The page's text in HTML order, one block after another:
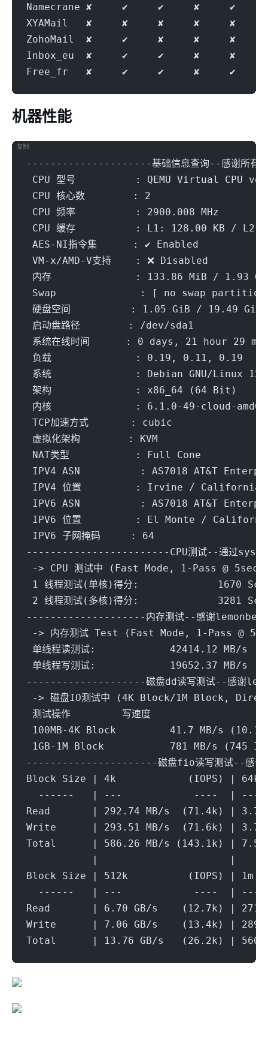
Namecrane ✘     ✔     ✔     ✘     ✔
XYAMail   ✘     ✘     ✘     ✘     ✘
ZohoMail  ✘     ✔     ✘     ✘     ✘
Inbox_eu  ✘     ✔     ✔     ✘     ✘
Free_fr   ✘     ✔     ✔     ✘     ✔
机器性能
---------------------基础信息查询--感谢所
CPU 型号          : QEMU Virtual CPU
CPU 核心数        : 2
CPU 频率          : 2900.008 MHz
CPU 缓存          : L1: 128.00 KB / L2:
AES-NI指令集      : ✔ Enabled
VM-x/AMD-V支持    : ❌ Disabled
内存              : 133.86 MiB / 1.93
Swap              : [ no swap partition
硬盘空间          : 1.05 GiB / 19.49 GiB
启动盘路径        : /dev/sda1
系统在线时间      : 0 days, 21 hour 29
负载              : 0.19, 0.11, 0.19
系统              : Debian GNU/Linux 12
架构              : x86_64 (64 Bit)
内核              : 6.1.0-49-cloud-amd64
TCP加速方式       : cubic
虚拟化架构        : KVM
NAT类型           : Full Cone
IPV4 ASN          : AS7018 AT&T
IPV4 位置         : Irvine / California /
IPV6 ASN          : AS7018 AT&T
IPV6 位置         : El Monte /
IPV6 子网掩码     : 64
------------------------CPU测试--通过
-> CPU 测试中 (Fast Mode, 1-Pass @ 5sec)
1 线程测试(单核)得分: 		1670
2 线程测试(多核)得分: 		3281
--------------------内存测试--感谢
-> 内存测试 Test (Fast Mode, 1-Pass @
单线程读测试:		42414.12 MB/s
单线程写测试:		19652.37 MB/s
--------------------磁盘dd读写测试--感谢
-> 磁盘IO测试中 (4K Block/1M Block,
测试操作		写速度
100MB-4K Block		41.7 MB/s
1GB-1M Block		781 MB/s (745
----------------------磁盘fio读写测试--感
Block Size | 4k            (IOPS) |
------   | ---            ----  |
Read       | 292.74 MB/s  (71.4k) |
Write      | 293.51 MB/s  (71.6k) |
Total      | 586.26 MB/s (143.1k) | 7.56
|
Block Size | 512k          (IOPS) |
------   | ---            ----  |
Read       | 6.70 GB/s    (12.7k) |
Write      | 7.06 GB/s    (13.4k) |
Total      | 13.76 GB/s   (26.2k) |
复制